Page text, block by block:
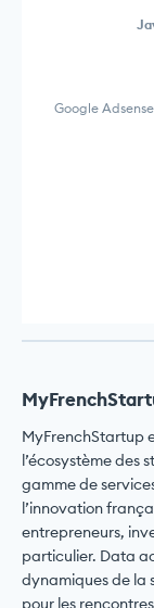
Google
MyFrenchStartup
l’écosystème des
gamme de
l’innovation
entrepreneurs,
particulier. Data
dynamiques de la
pour les